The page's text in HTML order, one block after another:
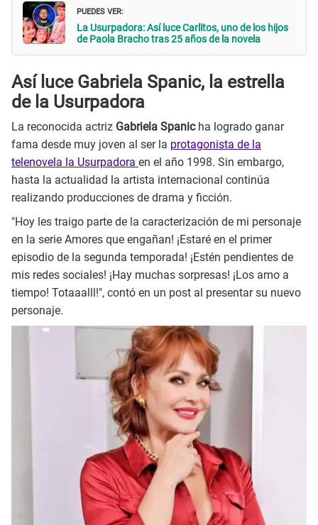
PUEDES VER:
La Usurpadora: Así luce Carlitos, uno de los hijos
de Paola Bracho tras 25 años de la novela
Así luce Gabriela Spanic, la estrella
de la Usurpadora
La reconocida actriz Gabriela Spanicha logrado ganar
fama desde muy joven al ser la protagonista de la
telenovela la Usurpadora en el año 1998. Sin embargo,
hasta la actualidad la artista internacional continúa
realizando producciones de drama y ficción.
"Hoy les traigo parte de la caracterización de mi personaje
en la serie Amores que engañan! ¡Estaré en el primer
episodio de la segunda temporada! ¡Estén pendientes de
mis redes sociales! ¡Hay muchas sorpresas! ¡Los amo a
tiempo! Totaaalll!", contó en un post al presentar su nuevo
personaje.